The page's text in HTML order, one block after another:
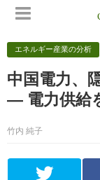
エネルギー産業の分析
中国電力、
— 電力供給
竹内 純子